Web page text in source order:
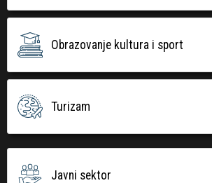
Obrazovanje kultura i sport
Turizam
Javni sektor